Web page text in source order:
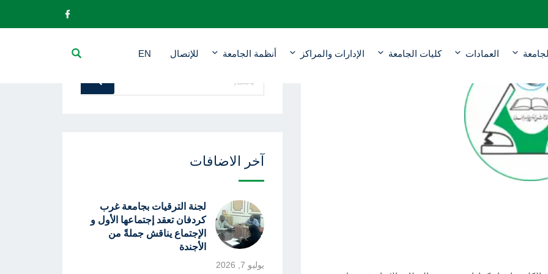
العمادات كليات الجامعة الإدارات والمراكز أنظمة الجامعة للإتصال EN
آخر الاضافات
لجنة الترقيات بجامعة غرب
كردفان تعقد إجتماعها الأول و
الإجتماع يناقش جملةً من
الأجندة
يوليو 7, 2026